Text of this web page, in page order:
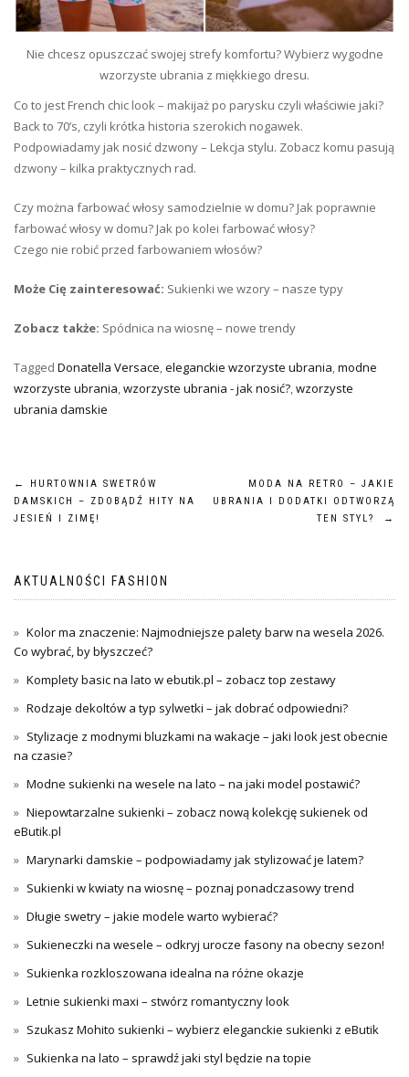
Nie chcesz opuszczać swojej strefy komfortu? Wybierz wygodne
wzorzyste ubrania z miękkiego dresu.
Co to jest French chic look – makijaż po parysku czyli właściwie jaki?
Back to 70’s, czyli krótka historia szerokich nogawek.
Podpowiadamy jak nosić dzwony – Lekcja stylu. Zobacz komu pasują
dzwony – kilka praktycznych rad.
Czy można farbować włosy samodzielnie w domu? Jak poprawnie
farbować włosy w domu? Jak po kolei farbować włosy?
Czego nie robić przed farbowaniem włosów?
Może Cię zainteresować: Sukienki we wzory – nasze typy
Zobacz także: Spódnica na wiosnę – nowe trendy
Tagged Donatella Versace,eleganckie wzorzyste ubrania,modne
wzorzyste ubrania,wzorzyste ubrania - jak nosić?,wzorzyste
ubrania damskie
Nawigacja
wpisu
←
HURTOWNIA SWETRÓW
DAMSKICH – ZDOBĄDŹ HITY NA
JESIEŃ I ZIMĘ!
MODA NA RETRO – JAKIE
UBRANIA I DODATKI ODTWORZĄ
TEN STYL?
→
AKTUALNOŚCI FASHION
Kolor ma znaczenie: Najmodniejsze palety barw na wesela 2026.
Co wybrać, by błyszczeć?
Komplety basic na lato w ebutik.pl – zobacz top zestawy
Rodzaje dekoltów a typ sylwetki – jak dobrać odpowiedni?
Stylizacje z modnymi bluzkami na wakacje – jaki look jest obecnie
na czasie?
Modne sukienki na wesele na lato – na jaki model postawić?
Niepowtarzalne sukienki – zobacz nową kolekcję sukienek od
eButik.pl
Marynarki damskie – podpowiadamy jak stylizować je latem?
Sukienki w kwiaty na wiosnę – poznaj ponadczasowy trend
Długie swetry – jakie modele warto wybierać?
Sukieneczki na wesele – odkryj urocze fasony na obecny sezon!
Sukienka rozkloszowana idealna na różne okazje
Letnie sukienki maxi – stwórz romantyczny look
Szukasz Mohito sukienki – wybierz eleganckie sukienki z eButik
Sukienka na lato – sprawdź jaki styl będzie na topie